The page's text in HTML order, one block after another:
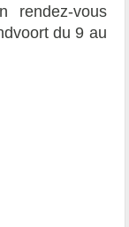
rendez-vous
du 9 au